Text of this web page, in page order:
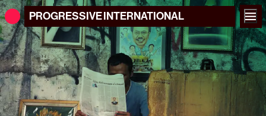
PROGRESSIVEINTERNATIONAL